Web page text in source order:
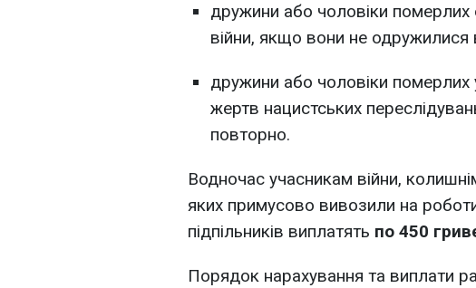
дружини або чоловіки померлих
війни, якщо вони не одружилися
дружини або чоловіки померлих
жертв нацистських
повторно.
Водночас учасникам війни,
яких примусово вивозили на
підпільників виплатять по 450
Порядок нарахування та виплати